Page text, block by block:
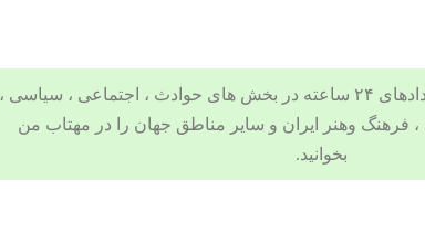
، سیاسی ،
، فرهنگ وهنر ایران و سایر مناطق جهان را در مهتاب من
بخوانید.